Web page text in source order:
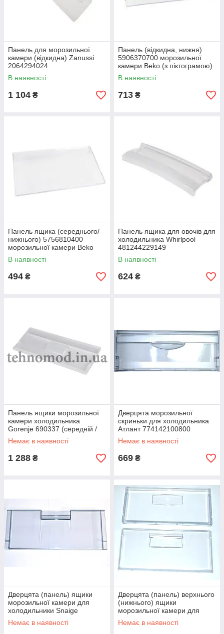
Панель для морозильної
камери (відкидна) Zanussi
2064294024
В наявності
1 104 ₴
Панель (відкидна, нижня)
5906370700 морозильної
камери Beko (з піктограмою)
В наявності
713 ₴
Панель ящика (середнього/
нижнього) 5756810400
морозильної камери Beko
В наявності
494 ₴
Панель ящика для овочів для
холодильника Whirlpool
481244229149
В наявності
624 ₴
Панель ящики морозильної
камери холодильника
Gorenje 690337 (середній /
нижній)
Немає в наявності
1 288 ₴
Дверцята морозильної
скриньки для холодильника
Атлант 774142100800
Немає в наявності
669 ₴
Дверцята (панель) ящики
морозильної камери для
холодильники Snaige
D320.027
Немає в наявності
Дверцята (панель) верхнього
(нижнього) ящики
морозильної камери для
холодильника Ariston
C00285941
Немає в наявності